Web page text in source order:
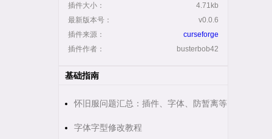
插件大小：
4.71kb
最新版本号：
v0.0.6
插件来源：
curseforge
插件作者：
busterbob42
基础指南
怀旧服问题汇总：插件、字体、防暂离等
字体字型修改教程